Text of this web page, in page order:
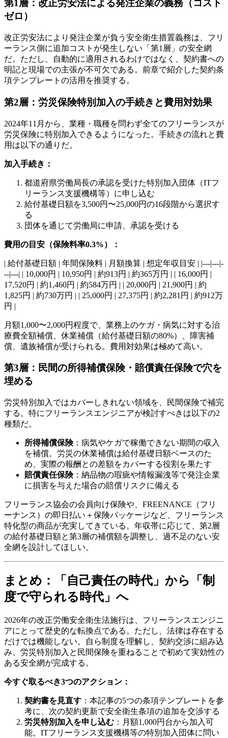
第1層：改正労安法による発注企業の義務（コスト
ゼロ）
改正労安法により発注企業が負う安全衛生措置義務は、フリ
ーランス側に追加コストが発生しない「第1層」の安全網
だ。ただし、自動的に適用されるわけではなく、契約書への
明記と現場での主張が不可欠である。前章で紹介した契約条
項テンプレートの活用を推奨する。
第2層：労災保険特別加入の手続きと費用対効果
2024年11月から、業種・職種を問わず全てのフリーランスが
労災保険に特別加入できるようになった。手続きの流れと費
用は以下の通りだ。
加入手続き：
都道府県労働局長の承認を受けた特別加入団体（ITフ
リーランス支援機構等）に申し込む
給付基礎日額を3,500円〜25,000円の16段階から選択す
る
団体を通じて労働局に申請、承認を受ける
費用の目安（保険料率0.3%）：
| 給付基礎日額 | 年間保険料 | 月額換算 | 想定年収目安 | |---|---|-
--|---| | 10,000円 | 10,950円 | 約913円 | 約365万円 | | 16,000円 |
17,520円 | 約1,460円 | 約584万円 | | 20,000円 | 21,900円 | 約
1,825円 | 約730万円 | | 25,000円 | 27,375円 | 約2,281円 | 約912万
円 |
月額1,000〜2,000円程度で、業務上のケガ・病気に対する治
療費全額補償、休業補償（給付基礎日額の80%）、障害補
償、遺族補償が受けられる。費用対効果は極めて高い。
第3層：民間の所得補償保険・賠償責任保険で穴を
埋める
労災特別加入ではカバーしきれない領域を、民間保険で補完
する。特にフリーランスエンジニアが検討すべきは以下の2
種類だ。
所得補償保険：病気やケガで稼働できない期間の収入
を補償。労災の休業補償は給付基礎日額ベースのた
め、実際の報酬との差額をカバーする役割を果たす
賠償責任保険：納品物の瑕疵や情報漏洩等で発注企業
に損害を与えた場合の賠償リスクに備える
フリーランス協会の会員向け保険や、FREENANCE（フリ
ーナンス）の即日払い＋保険パッケージなど、フリーランス
特化型の商品が充実してきている。年収帯に応じて、第2層
の給付基礎日額と第3層の補償額を調整し、過不足のない安
全網を設計してほしい。
まとめ：「自己責任の時代」から「制
度で守られる時代」へ
2026年の改正労働安全衛生法施行は、フリーランスエンジニ
アにとって歴史的な転換点である。ただし、法律は存在する
だけでは機能しない。自ら制度を理解し、契約交渉に組み込
み、労災特別加入と民間保険を重ねることで初めて実効性の
ある安全網が完成する。
今すぐ取るべき3つのアクション：
契約書を見直す ：本記事の5つの条項テンプレートを参
考に、次の契約更新で安全衛生条項の追加を交渉する
労災特別加入を申し込む ：月額1,000円台から加入可
能。ITフリーランス支援機構等の特別加入団体に問い